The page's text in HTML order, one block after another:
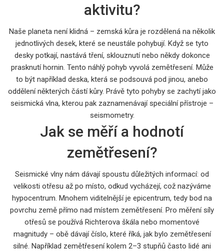
aktivitu?
Naše planeta není klidná – zemská kůra je rozdělená na několik
jednotlivých desek, které se neustále pohybují. Když se tyto
desky potkají, nastává tření, sklouznutí nebo někdy dokonce
prasknutí hornin. Tento náhlý pohyb vyvolá zemětřesení. Může
to být například deska, která se podsouvá pod jinou, anebo
oddělení některých částí kůry. Právě tyto pohyby se zachytí jako
seismická vlna, kterou pak zaznamenávají speciální přístroje –
seismometry.
Jak se měří a hodnotí
zemětřesení?
Seismické vlny nám dávají spoustu důležitých informací: od
velikosti otřesu až po místo, odkud vycházejí, což nazýváme
hypocentrum. Mnohem viditelnější je epicentrum, tedy bod na
povrchu země přímo nad místem zemětřesení. Pro měření síly
otřesů se používá Richterova škála nebo momentové
magnitudy – obě dávají číslo, které říká, jak bylo zemětřesení
silné. Například zemětřesení kolem 2–3 stupňů často lidé ani